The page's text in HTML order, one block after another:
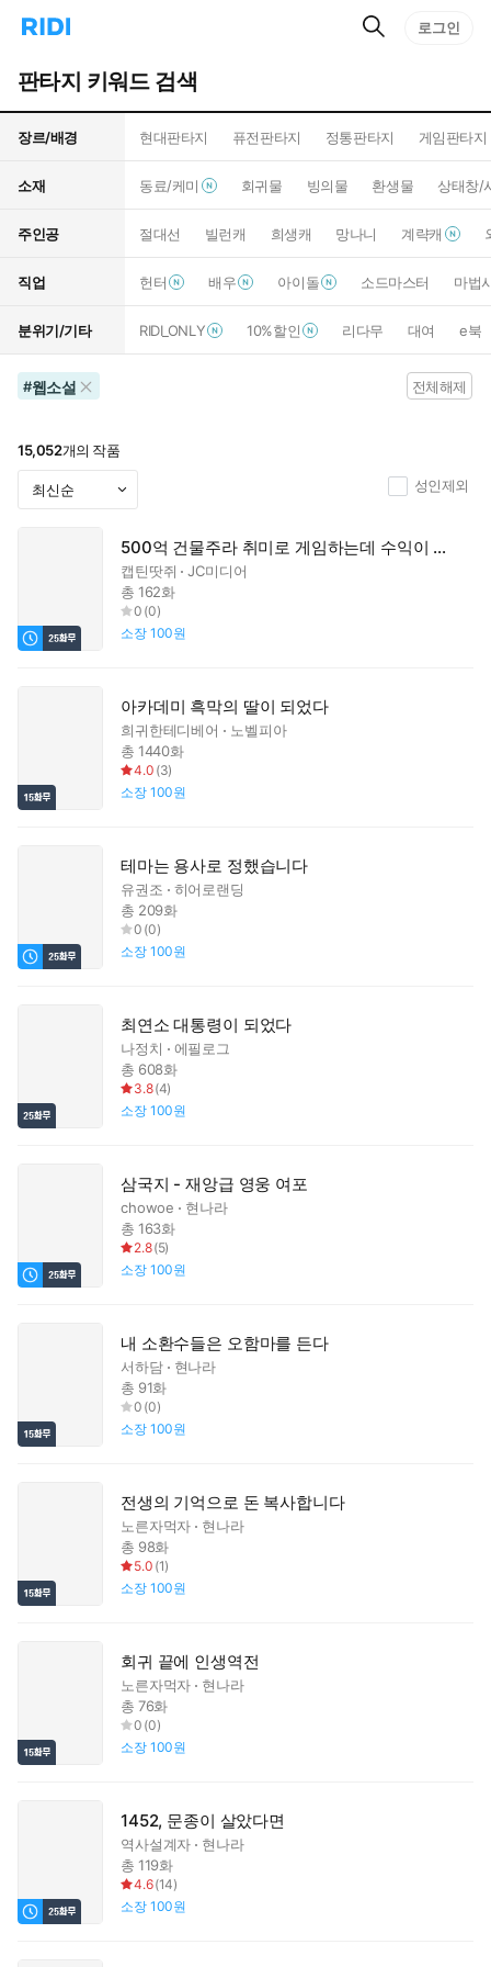
리
으
로
이
동
턴
트
검
색
검
로그인
판타지 키워드 검색
장르/배경 현대판타지 퓨전판타지 정통판타지 게임판타지
소재 동료/케미 회귀물 빙의물 환생물 상태창/
주인공 절대선 빌런캐 희생캐 망나니 계략캐
직업 헌터 배우 아이돌 소드마스터 마법
분위기/기타 RIDI_ONLY 10%할인 리다무 대여 e북
#웹소설 전체해제
15,052개의 작품
성인제외
500억 건물주라 취미로 게임하는데 수익이 미침
캡틴땃쥐
JC미디어
총 162화
0 (0)
소장 100원
아카데미 흑막의 딸이 되었다
희귀한테디베어
노벨피아
총 1440화
4.0 (3)
소장 100원
테마는 용사로 정했습니다
유권조
히어로랜딩
총 209화
0 (0)
소장 100원
최연소 대통령이 되었다
나정치
에필로그
총 608화
3.8(4)
소장 100원
삼국지 - 재앙급 영웅 여포
chowoe
현나라
총 163화
2.8(5)
소장 100원
내 소환수들은 오함마를 든다
서하담
현나라
총 91화
0 (0)
소장 100원
전생의 기억으로 돈 복사합니다
노른자먹자
현나라
총 98화
5.0 (1)
소장 100원
회귀 끝에 인생역전
노른자먹자
현나라
총 76화
0 (0)
소장 100원
1452, 문종이 살았다면
역사설계자
현나라
총 119화
4.6(14)
소장 100원